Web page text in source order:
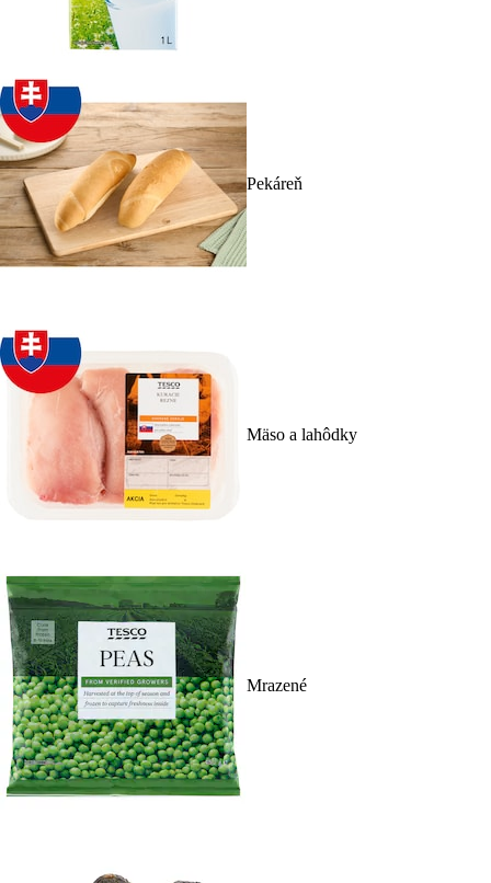
Pekáreň
Mäso a lahôdky
Mrazené